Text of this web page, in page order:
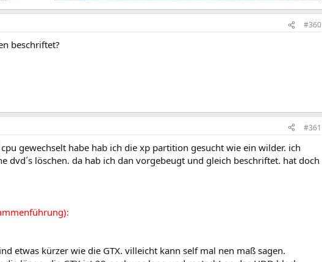
#360
beschriftet?
#361
gewechselt habe hab ich die xp partition gesucht wie ein wilder. ich
dvd´s löschen. da hab ich dan vorgebeugt und gleich beschriftet. hat doch
etwas kürzer wie die GTX. villeicht kann self mal nen maß sagen.